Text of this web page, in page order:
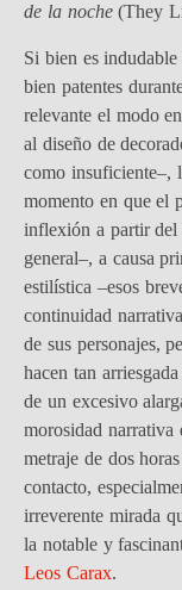
de la noche(They
Si bien es
bien patentes
relevante el modo
al diseño de
como insuficiente–,
momento en que el
inflexión a partir del
general–, a causa
estilística –esos
continuidad
de sus personajes,
hacen tan
de un excesivo
morosidad narrativa
metraje de dos
contacto,
irreverente mirada
la notable y
Leos Carax.